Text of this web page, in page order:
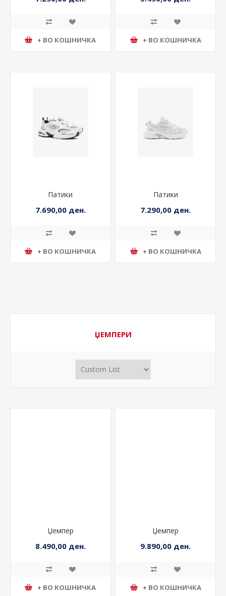
+ ВО КОШНИЧКА + ВО КОШНИЧКА
Патики
7.690,00 ден.
+ ВО КОШНИЧКА
Патики
7.290,00 ден.
+ ВО КОШНИЧКА
ЏЕМПЕРИ
Џемпер
8.490,00 ден.
+ ВО КОШНИЧКА
Џемпер
9.890,00 ден.
+ ВО КОШНИЧКА